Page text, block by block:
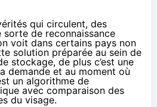
qui circulent, des
sorte de reconnaissance
voit dans certains pays non
solution préparée au sein de
stockage, de plus c’est une
demande et au moment où
un algorithme de
avec comparaison des
du visage.